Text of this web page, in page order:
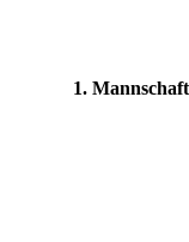
1.